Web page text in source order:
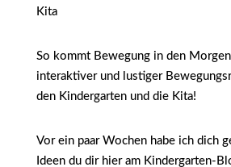
So kommt Bewegung in den
interaktiver und lustiger
den Kindergarten und die Kita!
Vor ein paar Wochen habe ich dich
Ideen du dir hier am Kindergarten-